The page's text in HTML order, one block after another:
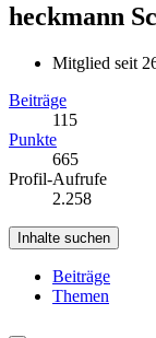
heckmann
Mitglied seit
Beiträge
115
Punkte
665
Profil-Aufrufe
2.258
Inhalte suchen
Beiträge
Themen